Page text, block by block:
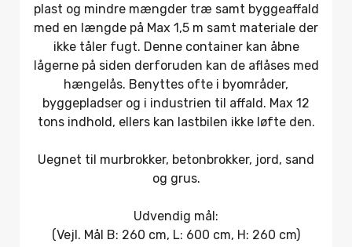
plast og mindre mængder træ samt byggeaffald
med en længde på Max 1,5 m samt materiale der
ikke tåler fugt. Denne container kan åbne
lågerne på siden derforuden kan de aflåses med
hængelås. Benyttes ofte i byområder,
byggepladser og i industrien til affald. Max 12
tons indhold, ellers kan lastbilen ikke løfte den.
Uegnet til murbrokker, betonbrokker, jord, sand
og grus.
Udvendig mål:
(Vejl. Mål B: 260 cm, L: 600 cm, H: 260 cm)